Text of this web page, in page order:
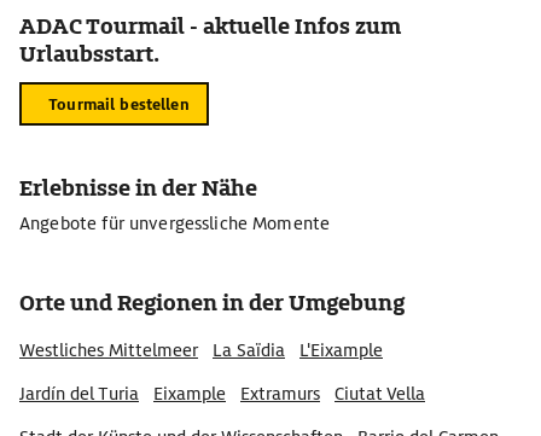
ADAC Tourmail - aktuelle Infos zum
Urlaubsstart.
Tourmail bestellen
Erlebnisse in der Nähe
Angebote für unvergessliche Momente
Orte und Regionen in der Umgebung
Westliches Mittelmeer La Saïdia
L'Eixample
Jardín del Turia
Eixample Extramurs
Ciutat Vella